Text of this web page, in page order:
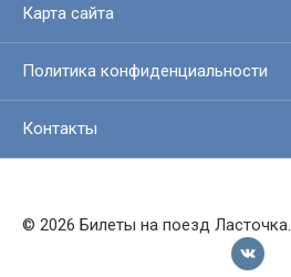
Карта сайта
Политика конфиденциальности
Контакты
© 2026 Билеты на поезд Ласточка.